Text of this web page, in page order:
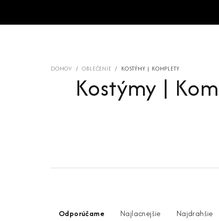
DOMOV / OBLEČENIE / KOSTÝMY | KOMPLETY
Kostýmy |
Odporúčame Najlacnejšie Najdrahšie